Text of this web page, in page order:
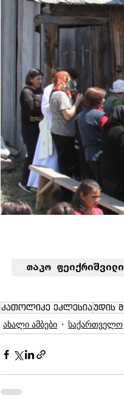
თაკო
კათოლიკე ეკლესიაუდის
ახალი ამბები საქართველო